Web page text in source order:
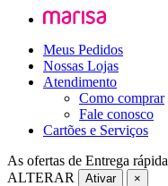
Meus Pedidos
Nossas Lojas
Atendimento
Como comprar
Fale conosco
Cartões e Serviços
As ofertas de Entrega rápida
ALTERAR
Ativar ×